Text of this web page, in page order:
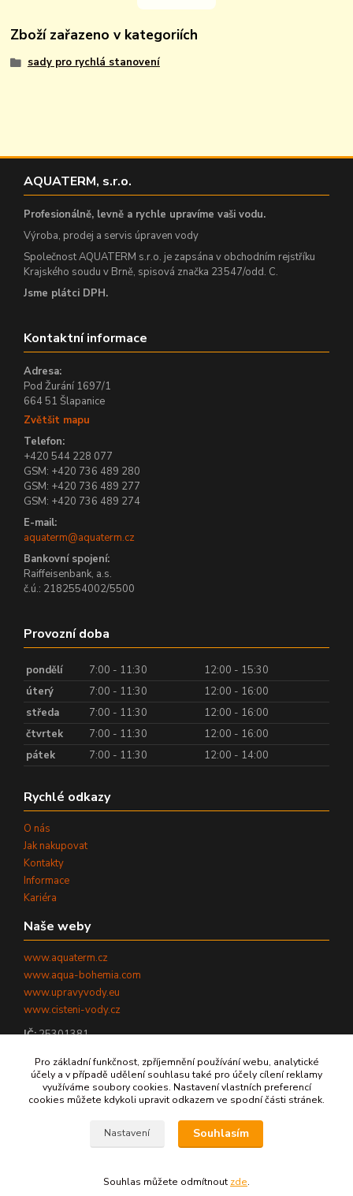
Zboží zařazeno v kategoriích
sady pro rychlá stanovení
AQUATERM, s.r.o.
Profesionálně, levně a rychle upravíme vaši vodu.
Výroba, prodej a servis úpraven vody
Společnost AQUATERM s.r.o. je zapsána v obchodním rejstříku
Krajského soudu v Brně, spisová značka 23547/odd. C.
Jsme plátci DPH.
Kontaktní informace
Adresa:
Pod Žurání 1697/1
664 51 Šlapanice
Zvětšit mapu
Telefon:
+420 544 228 077
GSM: +420 736 489 280
GSM: +420 736 489 277
GSM: +420 736 489 274
E-mail:
aquaterm@aquaterm.cz
Bankovní spojení:
Raiffeisenbank, a.s.
č.ú.: 2182554002/5500
Provozní doba
pondělí 7:00 - 11:30
12:00 - 15:30
úterý
7:00 - 11:30
12:00 - 16:00
středa
7:00 - 11:30
12:00 - 16:00
čtvrtek
7:00 - 11:30
12:00 - 16:00
pátek
7:00 - 11:30 12:00 - 14:00
Rychlé odkazy
O nás
Jak nakupovat
Kontakty
Informace
Kariéra
Naše weby
www.aquaterm.cz
www.aqua-bohemia.com
www.upravyvody.eu
www.cisteni-vody.cz
IČ:25301381
AQUATERM, s.r.o. - Všechna práva vyhrazena.
Zpět nahoru ↑
Pro základní funkčnost, zpříjemnění používání webu, analytické
účely a v případě udělení souhlasu také pro účely cílení reklamy
využíváme soubory cookies. Nastavení vlastních preferencí
cookies můžete kdykoli upravit odkazem ve spodní části stránek.
Nastavení Souhlasím
Souhlas můžete odmítnout zde.